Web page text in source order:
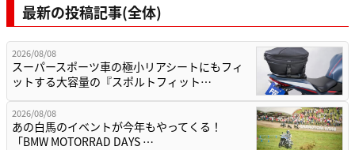
最新の投稿記事(全体)
2026/08/08
スーパースポーツ車の極小リアシートにもフィ
ットする大容量の『スポルトフィット…
2026/08/08
あの白馬のイベントが今年もやってくる！
「BMW MOTORRAD DAYS …